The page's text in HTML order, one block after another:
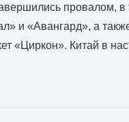
провалом,
и «Авангард», а
«Циркон». Китай в